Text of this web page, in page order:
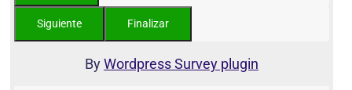
ByWordpress Survey plugin